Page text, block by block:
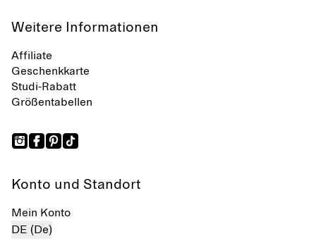
Weitere Informationen
Affiliate
Geschenkkarte
Studi-Rabatt
Größentabellen
Konto und Standort
Mein Konto
DE (De)